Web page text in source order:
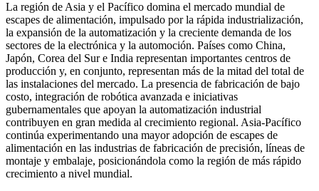
La región de Asia y el Pacífico domina el mercado mundial de
escapes de alimentación, impulsado por la rápida industrialización,
la expansión de la automatización y la creciente demanda de los
sectores de la electrónica y la automoción. Países como China,
Japón, Corea del Sur e India representan importantes centros de
producción y, en conjunto, representan más de la mitad del total de
las instalaciones del mercado. La presencia de fabricación de bajo
costo, integración de robótica avanzada e iniciativas
gubernamentales que apoyan la automatización industrial
contribuyen en gran medida al crecimiento regional. Asia-Pacífico
continúa experimentando una mayor adopción de escapes de
alimentación en las industrias de fabricación de precisión, líneas de
montaje y embalaje, posicionándola como la región de más rápido
crecimiento a nivel mundial.